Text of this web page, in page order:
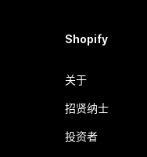
Shopify
关于
招贤纳士
投资者